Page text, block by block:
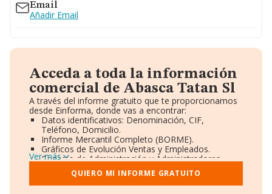
Email
Añadir Email
Acceda a toda la información
comercial de Abasca Tatan Sl
A través del informe gratuito que te proporcionamos
desde Einforma, donde vas a encontrar:
Datos identificativos: Denominación, CIF,
Teléfono, Domicilio.
Informe Mercantil Completo (BORME).
Gráficos de Evolución Ventas y Empleados.
Consejo de Administración y Administradores.
Directivos y Ejecutivos.
Accionistas.
Participaciones y Vinculaciones en otras empresas.
Ver más
QUIERO MI INFORME GRATUITO